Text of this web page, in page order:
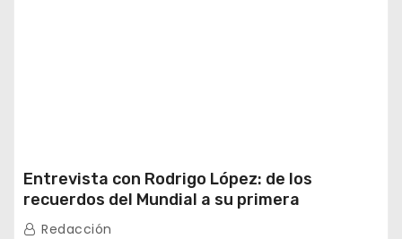
Entrevista con Rodrigo López: de los
recuerdos del Mundial a su primera
experiencia en China
Redacción